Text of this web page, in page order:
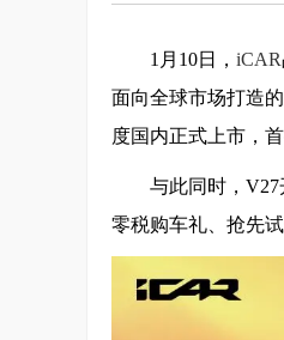
1月10日， iCAR
面向全球市场打造
度国内正式上市，
与此同时，
零税购车礼、抢先